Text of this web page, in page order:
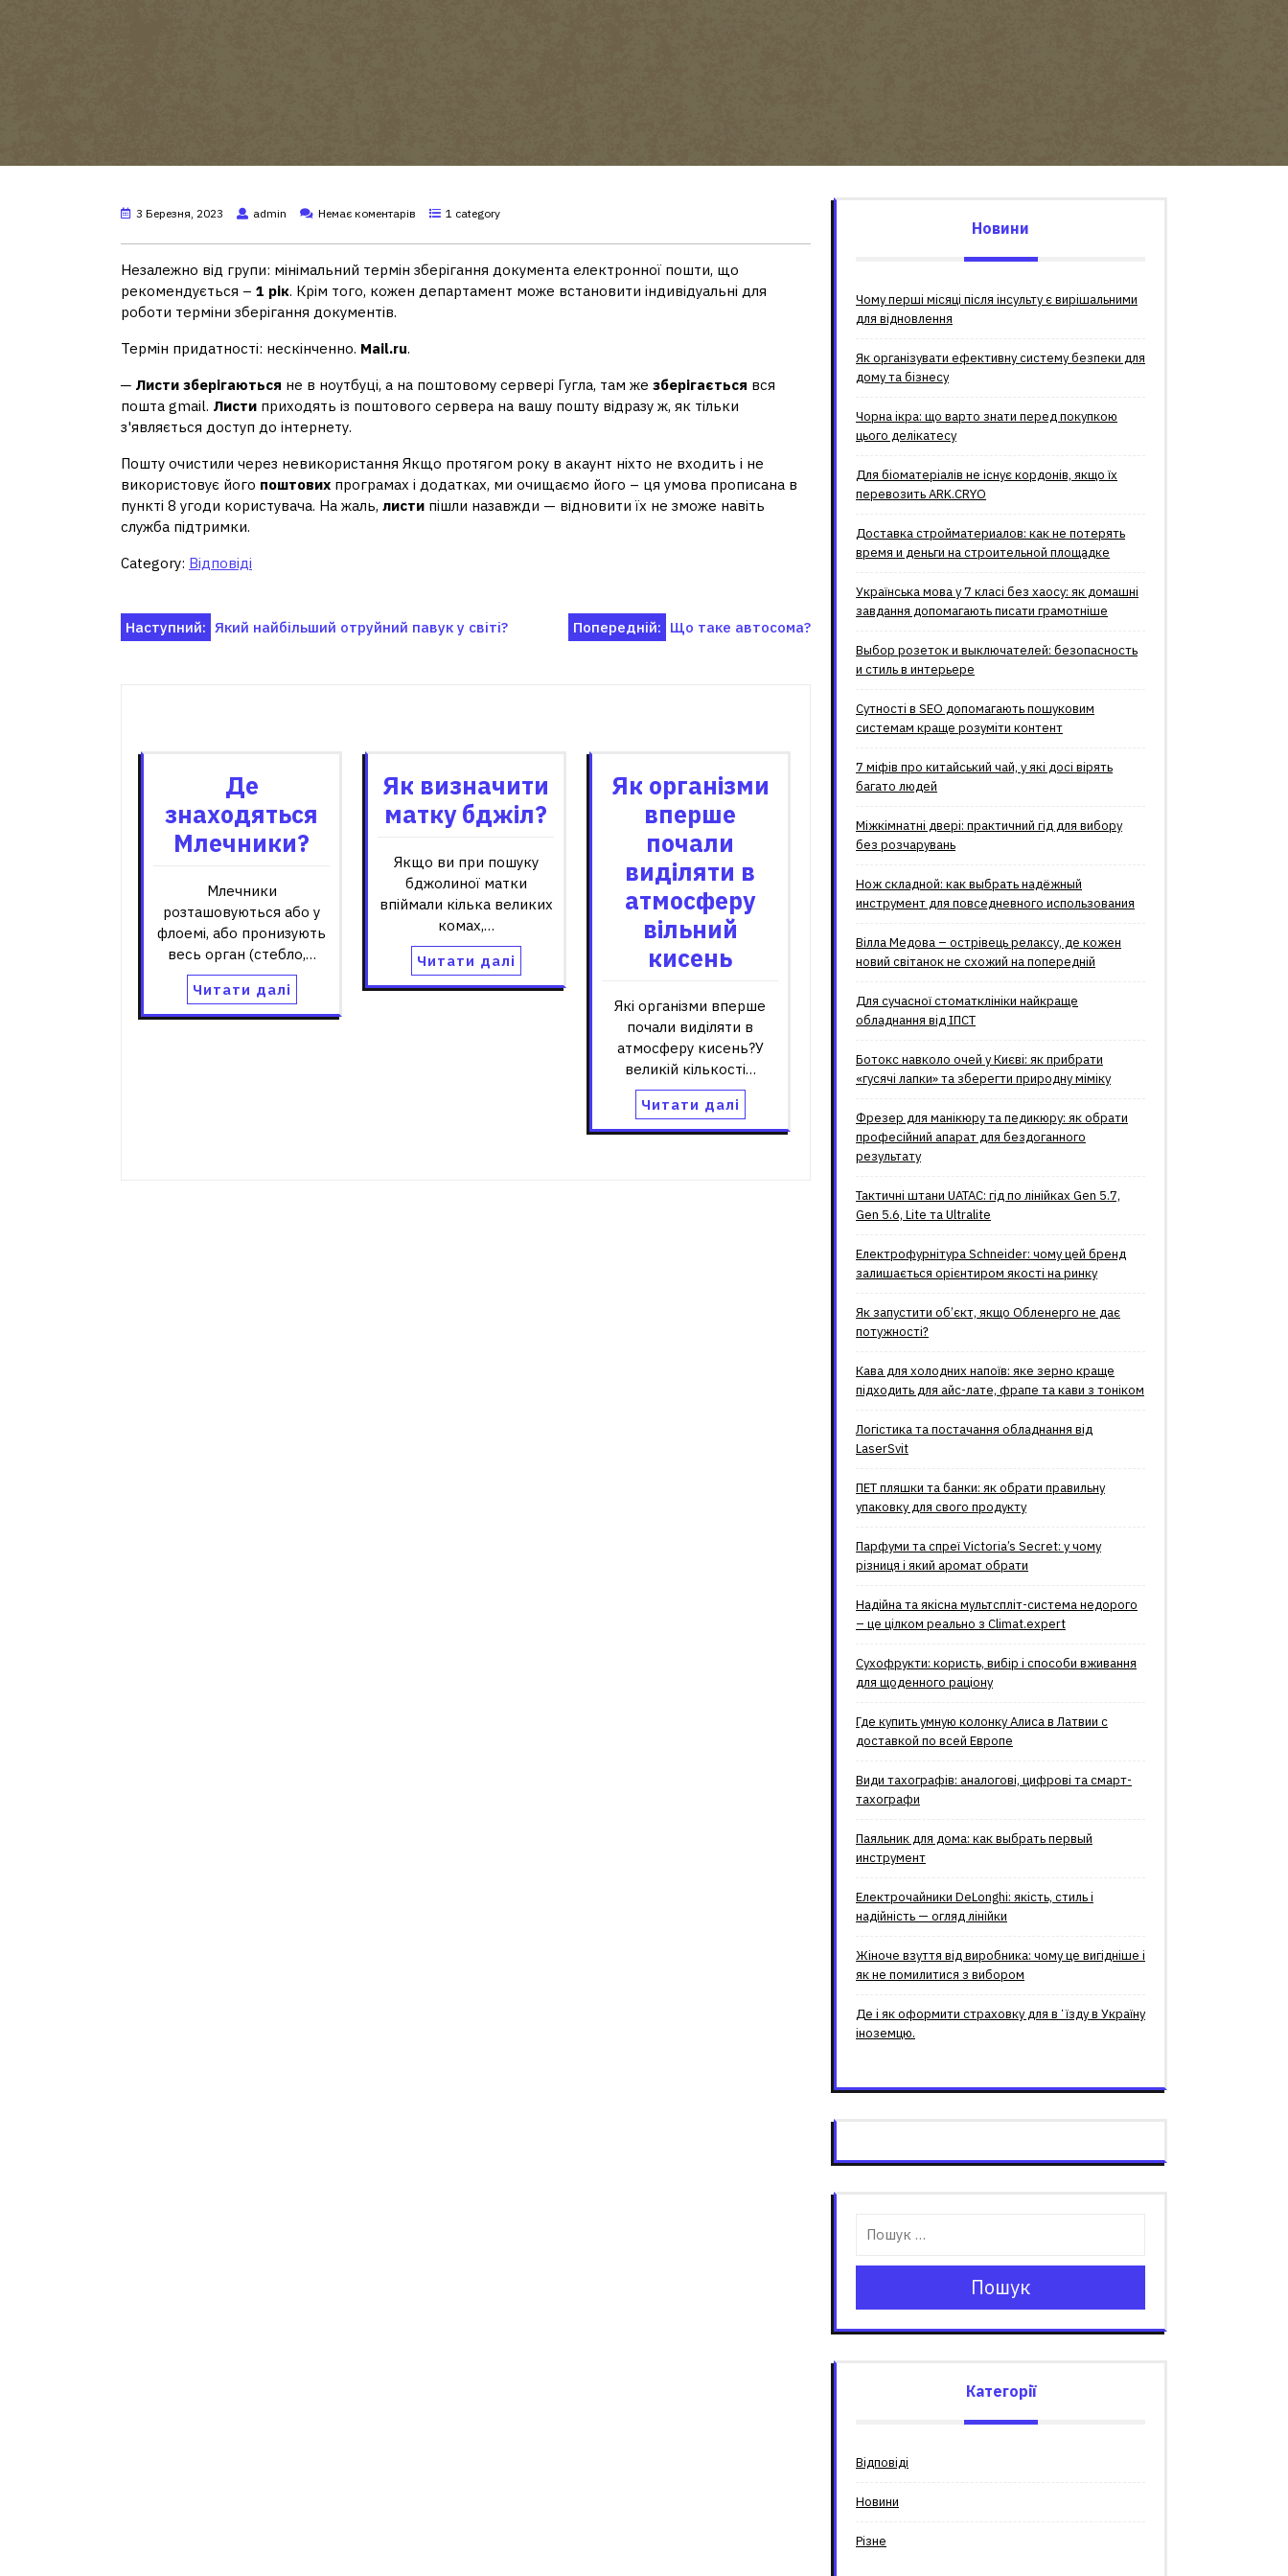
3 Березня, 2023 admin Немає коментарів 1 category
Незалежно від групи: мінімальний термін зберігання документа електронної пошти, що
рекомендується – 1 рік. Крім того, кожен департамент може встановити індивідуальні для
роботи терміни зберігання документів.
Термін придатності: нескінченно. Mail.ru.
─ Листи зберігаються не в ноутбуці, а на поштовому сервері Гугла, там же зберігається вся
пошта gmail. Листи приходять із поштового сервера на вашу пошту відразу ж, як тільки
з'являється доступ до інтернету.
Пошту очистили через невикористання Якщо протягом року в акаунт ніхто не входить і не
використовує його поштових програмах і додатках, ми очищаємо його – ця умова прописана в
пункті 8 угоди користувача. На жаль, листи пішли назавжди — відновити їх не зможе навіть
служба підтримки.
Category: Відповіді
Навігація
Попередній: Що таке автосома?
Наступний: Який найбільший отруйний павук у світі?
Де
знаходяться
Млечники?
Млечники
розташовуються або у
флоемі, або пронизують
весь орган (стебло,…
Читати далі
Як визначити
матку бджіл?
Якщо ви при пошуку
бджолиної матки
впіймали кілька великих
комах,…
Читати далі
Як організми
вперше
почали
виділяти в
атмосферу
вільний
кисень
Які організми вперше
почали виділяти в
атмосферу кисень?У
великій кількості…
Читати далі
Новини
Чому перші місяці після інсульту є вирішальними
для відновлення
Як організувати ефективну систему безпеки для
дому та бізнесу
Чорна ікра: що варто знати перед покупкою
цього делікатесу
Для біоматеріалів не існує кордонів, якщо їх
перевозить ARK.CRYO
Доставка стройматериалов: как не потерять
время и деньги на строительной площадке
Українська мова у 7 класі без хаосу: як домашні
завдання допомагають писати грамотніше
Выбор розеток и выключателей: безопасность
и стиль в интерьере
Сутності в SEO допомагають пошуковим
системам краще розуміти контент
7 міфів про китайський чай, у які досі вірять
багато людей
Міжкімнатні двері: практичний гід для вибору
без розчарувань
Нож складной: как выбрать надёжный
инструмент для повседневного использования
Вілла Медова – острівець релаксу, де кожен
новий світанок не схожий на попередній
Для сучасної стоматклініки найкраще
обладнання від ІПСТ
Ботокс навколо очей у Києві: як прибрати
«гусячі лапки» та зберегти природну міміку
Фрезер для манікюру та педикюру: як обрати
професійний апарат для бездоганного
результату
Тактичні штани UATAC: гід по лінійках Gen 5.7,
Gen 5.6, Lite та Ultralite
Електрофурнітура Schneider: чому цей бренд
залишається орієнтиром якості на ринку
Як запустити об’єкт, якщо Обленерго не дає
потужності?
Кава для холодних напоїв: яке зерно краще
підходить для айс-лате, фрапе та кави з тоніком
Логістика та постачання обладнання від
LaserSvit
ПЕТ пляшки та банки: як обрати правильну
упаковку для свого продукту
Парфуми та спреї Victoria’s Secret: у чому
різниця і який аромат обрати
Надійна та якісна мультспліт-система недорого
– це цілком реально з Climat.еxpert
Сухофрукти: користь, вибір і способи вживання
для щоденного раціону
Где купить умную колонку Алиса в Латвии с
доставкой по всей Европе
Види тахографів: аналогові, цифрові та смарт-
тахографи
Паяльник для дома: как выбрать первый
инструмент
Електрочайники DeLonghi: якість, стиль і
надійність — огляд лінійки
Жіноче взуття від виробника: чому це вигідніше і
як не помилитися з вибором
Де і як оформити страховку для вʼїзду в Україну
іноземцю.
Пошук
Категорії
Відповіді
Новини
Різне